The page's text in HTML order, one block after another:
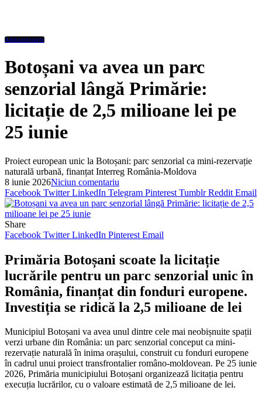
Administratie
Botoșani va avea un parc
senzorial lângă Primărie:
licitație de 2,5 milioane lei pe
25 iunie
Proiect european unic la Botoșani: parc senzorial ca mini-rezervație
naturală urbană, finanțat Interreg România-Moldova
8 iunie 2026Niciun comentariu
Facebook Twitter LinkedIn Telegram Pinterest Tumblr Reddit Email
Share
Facebook Twitter LinkedIn Pinterest Email
Primăria Botoșani scoate la licitație
lucrările pentru un parc senzorial unic în
România, finanțat din fonduri europene.
Investiția se ridică la 2,5 milioane de lei
Municipiul Botoșani va avea unul dintre cele mai neobișnuite spații
verzi urbane din România: un parc senzorial conceput ca mini-
rezervație naturală în inima orașului, construit cu fonduri europene
în cadrul unui proiect transfrontalier româno-moldovean. Pe 25 iunie
2026, Primăria municipiului Botoșani organizează licitația pentru
execuția lucrărilor, cu o valoare estimată de 2,5 milioane de lei.